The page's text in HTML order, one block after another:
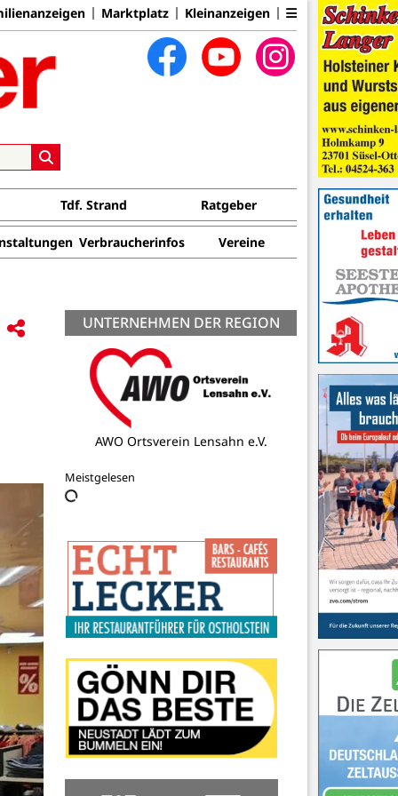
Marktplatz Kleinanzeigen
Tdf. Strand Ratgeber
Verbraucherinfos Vereine
UNTERNEHMEN DER REGION
Ostsee-Perlen by der reporter
Meistgelesen